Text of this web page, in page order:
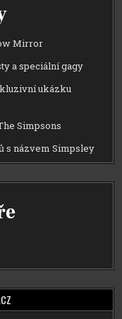
Mirror
a speciální gagy
ukázku
Simpsons
s názvem Simpsley